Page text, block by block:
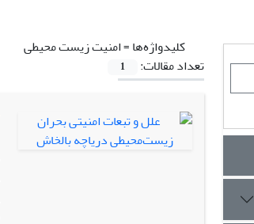
کلیدواژه‌ها =امنیت زیست محیطی
تعداد مقالات:
1